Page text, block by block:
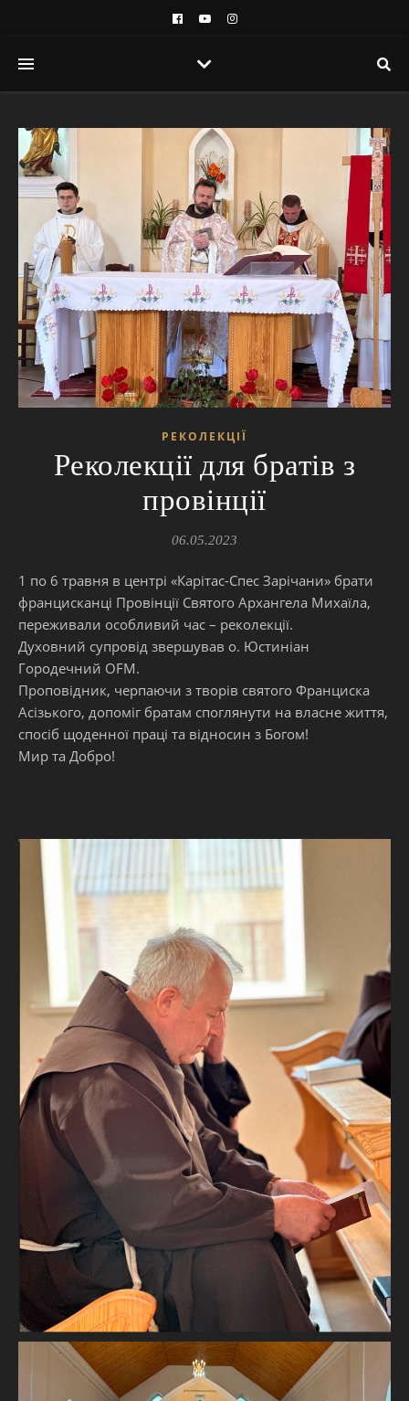
РЕКОЛЕКЦІЇ
Реколекції для братів з
провінції
06.05.2023
1 по 6 травня в центрі «Карітас-Спес Зарічани» брати
францисканці Провінції Святого Архангела Михаїла,
переживали особливий час – реколекції.
Духовний супровід звершував о. Юстиніан
Городечний OFM.
Проповідник, черпаючи з творів святого Франциска
Асізького, допоміг братам споглянути на власне життя,
спосіб щоденної праці та відносин з Богом!
Мир та Добро!